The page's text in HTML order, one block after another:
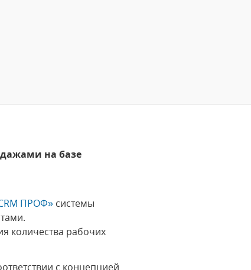
на базе
ПРОФ» системы
количества рабочих
с концепцией